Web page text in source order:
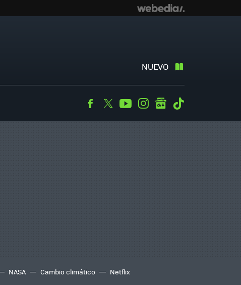
NUEVO
Facebook
TwitterYoutubeInstagramgooglenews
NASA Cambio climático Netflix